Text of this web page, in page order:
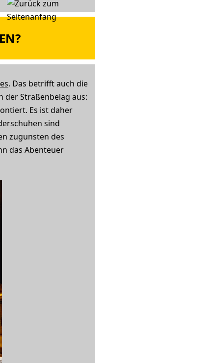
. Das betrifft auch die
der Straßenbelag aus:
Es ist daher
sind
zugunsten des
das Abenteuer